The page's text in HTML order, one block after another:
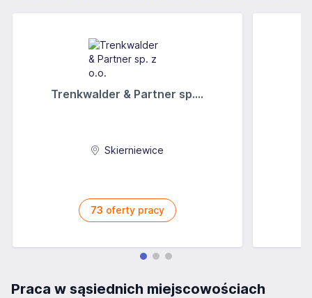
Trenkwalder & Partner sp....
Skierniewice
73 oferty pracy
Praca w sąsiednich miejscowościach